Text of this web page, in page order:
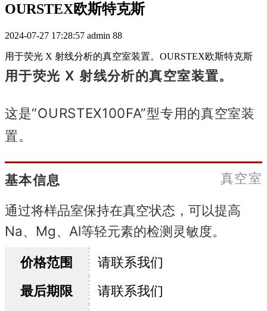
OURSTEX欧斯特克斯
2024-07-27 17:28:57 admin 88
用于荧光 X 射线分析的真空室装置。OURSTEX欧斯特克斯
用于荧光 X 射线分析的真空室装置。
这是“OURSTEX100FA”型专用的真空室装
置。
基本信息
真空室
通过将样品室保持在真空状态，可以提高
Na、Mg、Al等轻元素的检测灵敏度。
价格范围
请联系我们
最后期限
请联系我们